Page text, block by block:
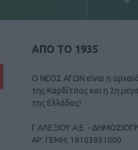
ΑΠΟ ΤΟ 1935
Ο ΝΕΟΣ ΑΓΩΝ είναι η
της Καρδίτσας και η 2η
της Ελλάδας!
Γ ΑΛΕΞΙΟΥ Α.Ε. -
ΑΡ. ΓΕΜΗ: 19103931000